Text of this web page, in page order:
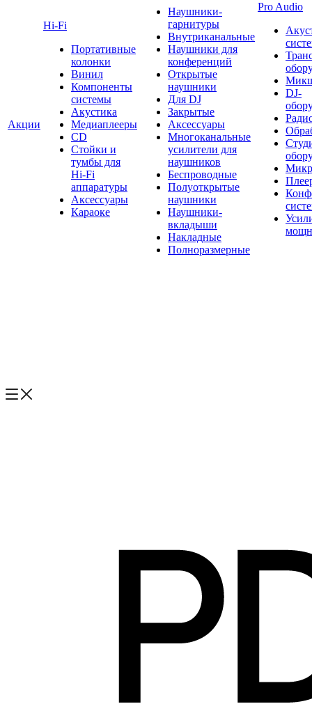
Акции
Hi-Fi
Портативные
колонки
Винил
Компоненты
системы
Акустика
Медиаплееры
CD
Стойки и
тумбы для
Hi-Fi
аппаратуры
Аксессуары
Караоке
Наушники-
гарнитуры
Внутриканальные
Наушники для
конференций
Открытые
наушники
Для DJ
Закрытые
Аксессуары
Многоканальные
усилители для
наушников
Беспроводные
Полуоткрытые
наушники
Наушники-
вкладыши
Накладные
Полноразмерные
Pro Audio
DJ-